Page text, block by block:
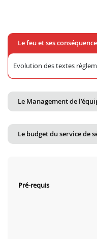
Le feu et ses
Evolution des textes
Le Management de
Le budget du service de
Pré-requis